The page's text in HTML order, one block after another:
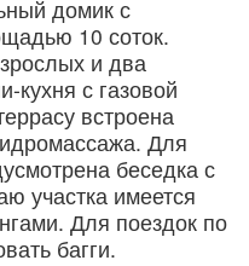
домик с
10 соток.
и два
кухня с газовой
встроена
Для
беседка с
участка имеется
Для поездок по
багги.